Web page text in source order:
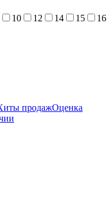
10 12 14 15
16
продажОценка